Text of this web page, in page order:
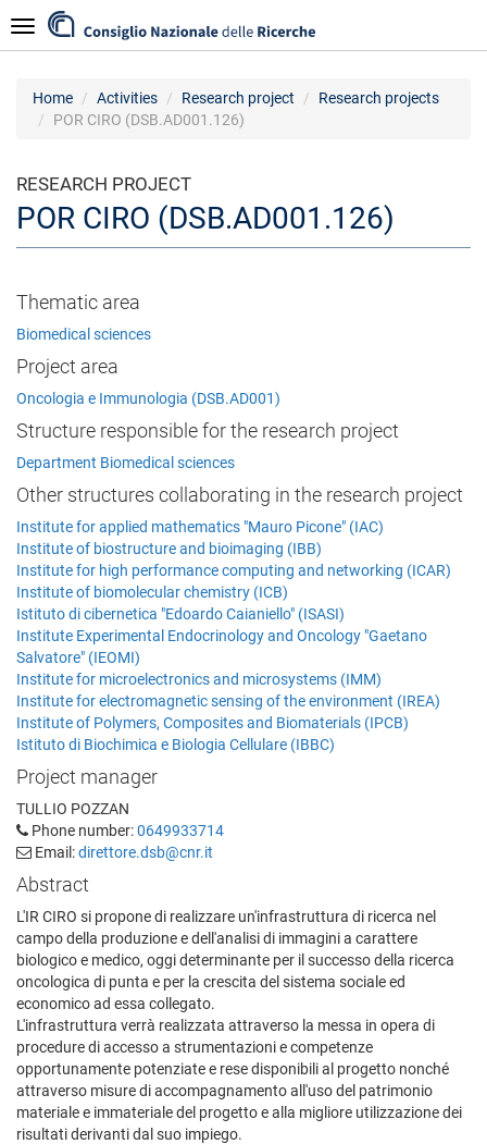
to
main
Navigazione
Home Activities Research project
Research projects
POR CIRO (DSB.AD001.126)
RESEARCH PROJECT
POR CIRO (DSB.AD001.126)
Thematic area
Biomedical sciences
Project area
Oncologia e Immunologia (DSB.AD001)
Structure responsible for the research project
Department Biomedical sciences
Other structures collaborating in the research project
Institute for applied mathematics "Mauro Picone" (IAC)
Institute of biostructure and bioimaging (IBB)
Institute for high performance computing and networking (ICAR)
Institute of biomolecular chemistry (ICB)
Istituto di cibernetica "Edoardo Caianiello" (ISASI)
Institute Experimental Endocrinology and Oncology "Gaetano
Salvatore" (IEOMI)
Institute for microelectronics and microsystems (IMM)
Institute for electromagnetic sensing of the environment (IREA)
Institute of Polymers, Composites and Biomaterials (IPCB)
Istituto di Biochimica e Biologia Cellulare (IBBC)
Project manager
TULLIO POZZAN
Phone number:0649933714
Email:direttore.dsb@cnr.it
Abstract
L'IR CIRO si propone di realizzare un'infrastruttura di ricerca nel
campo della produzione e dell'analisi di immagini a carattere
biologico e medico, oggi determinante per il successo della ricerca
oncologica di punta e per la crescita del sistema sociale ed
economico ad essa collegato.
L'infrastruttura verrà realizzata attraverso la messa in opera di
procedure di accesso a strumentazioni e competenze
opportunamente potenziate e rese disponibili al progetto nonché
attraverso misure di accompagnamento all'uso del patrimonio
materiale e immateriale del progetto e alla migliore utilizzazione dei
risultati derivanti dal suo impiego.